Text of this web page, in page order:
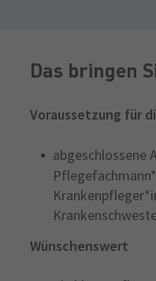
Das bringen
Voraussetzung für
abgeschlossene
Wünschenswert